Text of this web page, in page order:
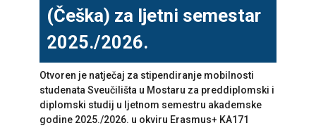
(Češka) za ljetni semestar
2025./2026.
Otvoren je natječaj za stipendiranje mobilnosti
studenata Sveučilišta u Mostaru za preddiplomski i
diplomski studij u ljetnom semestru akademske
godine 2025./2026. u okviru Erasmus+ KA171